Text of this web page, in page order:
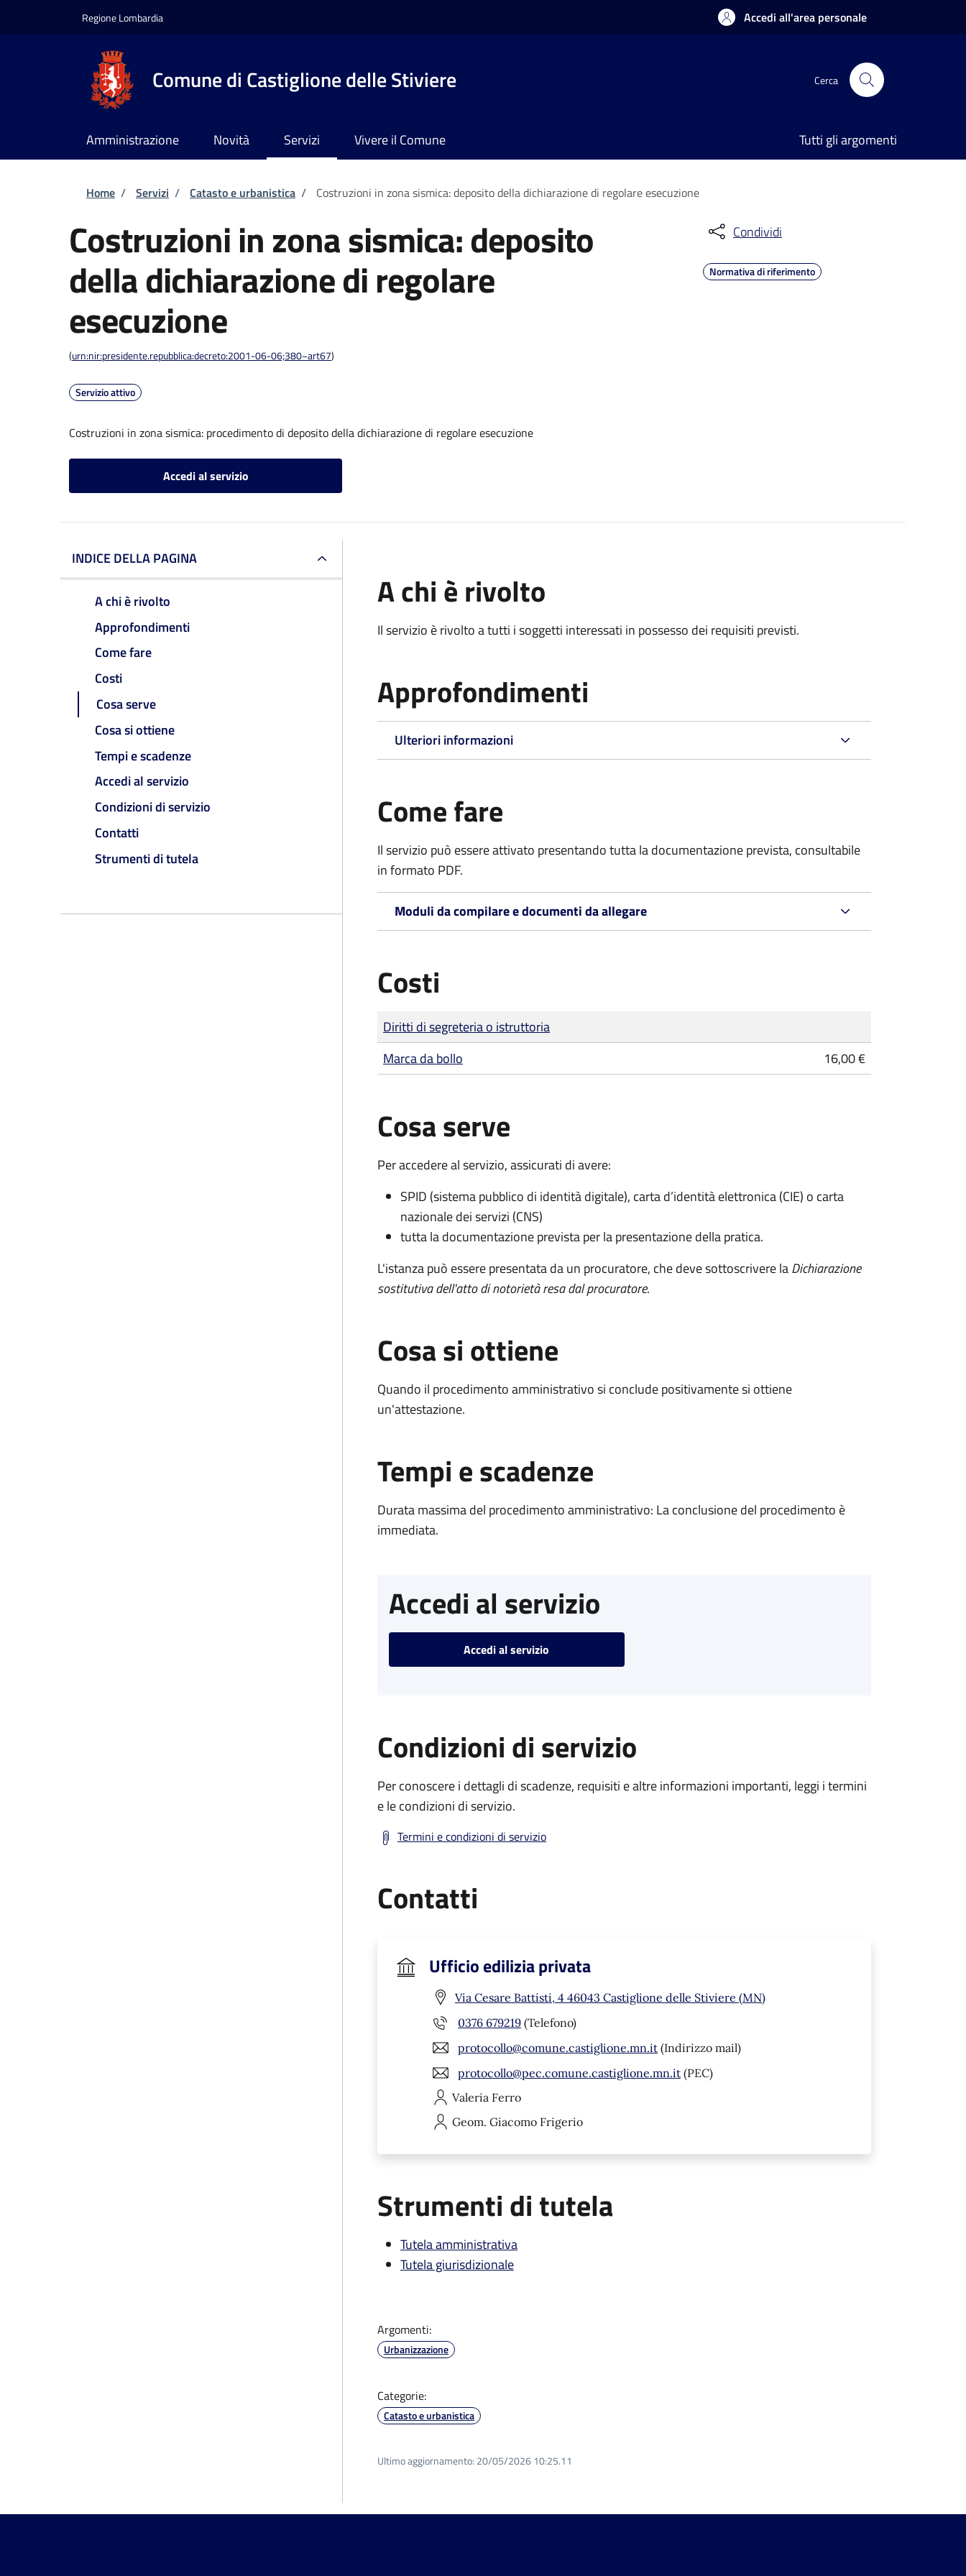
Regione Lombardia Accedi all'area personale
Comune di Castiglione delle Stiviere Cerca
Amministrazione Novità Servizi Vivere il Comune Tutti gli argomenti
Briciole di pane
Home / Servizi / Catasto e urbanistica / Costruzioni in zona sismica: deposito della dichiarazione di regolare esecuzione
Costruzioni in zona sismica: deposito
della dichiarazione di regolare
esecuzione
(urn:nir:presidente.repubblica:decreto:2001-06-06;380~art67)
Servizio attivo
Costruzioni in zona sismica: procedimento di deposito della dichiarazione di regolare esecuzione
Accedi al servizio
Condividi
Normativa di riferimento
INDICE DELLA PAGINA
A chi è rivolto
Approfondimenti
Come fare
Costi
Cosa serve
Cosa si ottiene
Tempi e scadenze
Accedi al servizio
Condizioni di servizio
Contatti
Strumenti di tutela
A chi è rivolto
Il servizio è rivolto a tutti i soggetti interessati in possesso dei requisiti previsti.
Approfondimenti
Ulteriori informazioni
Come fare
Il servizio può essere attivato presentando tutta la documentazione prevista, consultabile
in formato PDF.
Moduli da compilare e documenti da allegare
Costi
Tipo di pagamento
Importo
Diritti di segreteria o istruttoria
Marca da bollo
16,00 €
Cosa serve
Per accedere al servizio, assicurati di avere:
SPID (sistema pubblico di identità digitale), carta d’identità elettronica (CIE) o carta
nazionale dei servizi (CNS)
tutta la documentazione prevista per la presentazione della pratica.
L'istanza può essere presentata da un procuratore, che deve sottoscrivere laDichiarazione
sostitutiva dell'atto di notorietà resa dal procuratore.
Cosa si ottiene
Quando il procedimento amministrativo si conclude positivamente si ottiene
un'attestazione.
Tempi e scadenze
Durata massima del procedimento amministrativo: La conclusione del procedimento è
immediata.
Accedi al servizio
Accedi al servizio
Condizioni di servizio
Per conoscere i dettagli di scadenze, requisiti e altre informazioni importanti, leggi i termini
e le condizioni di servizio.
Termini e condizioni di servizio
Contatti
Ufficio edilizia privata
Via Cesare Battisti, 4 46043 Castiglione delle Stiviere (MN)
0376 679219 (Telefono)
protocollo@comune.castiglione.mn.it (Indirizzo mail)
protocollo@pec.comune.castiglione.mn.it (PEC)
Valeria Ferro
Geom. Giacomo Frigerio
Strumenti di tutela
Tutela amministrativa
Tutela giurisdizionale
Argomenti:
Urbanizzazione
Categorie:
Catasto e urbanistica
Ultimo aggiornamento: 20/05/2026 10:25.11